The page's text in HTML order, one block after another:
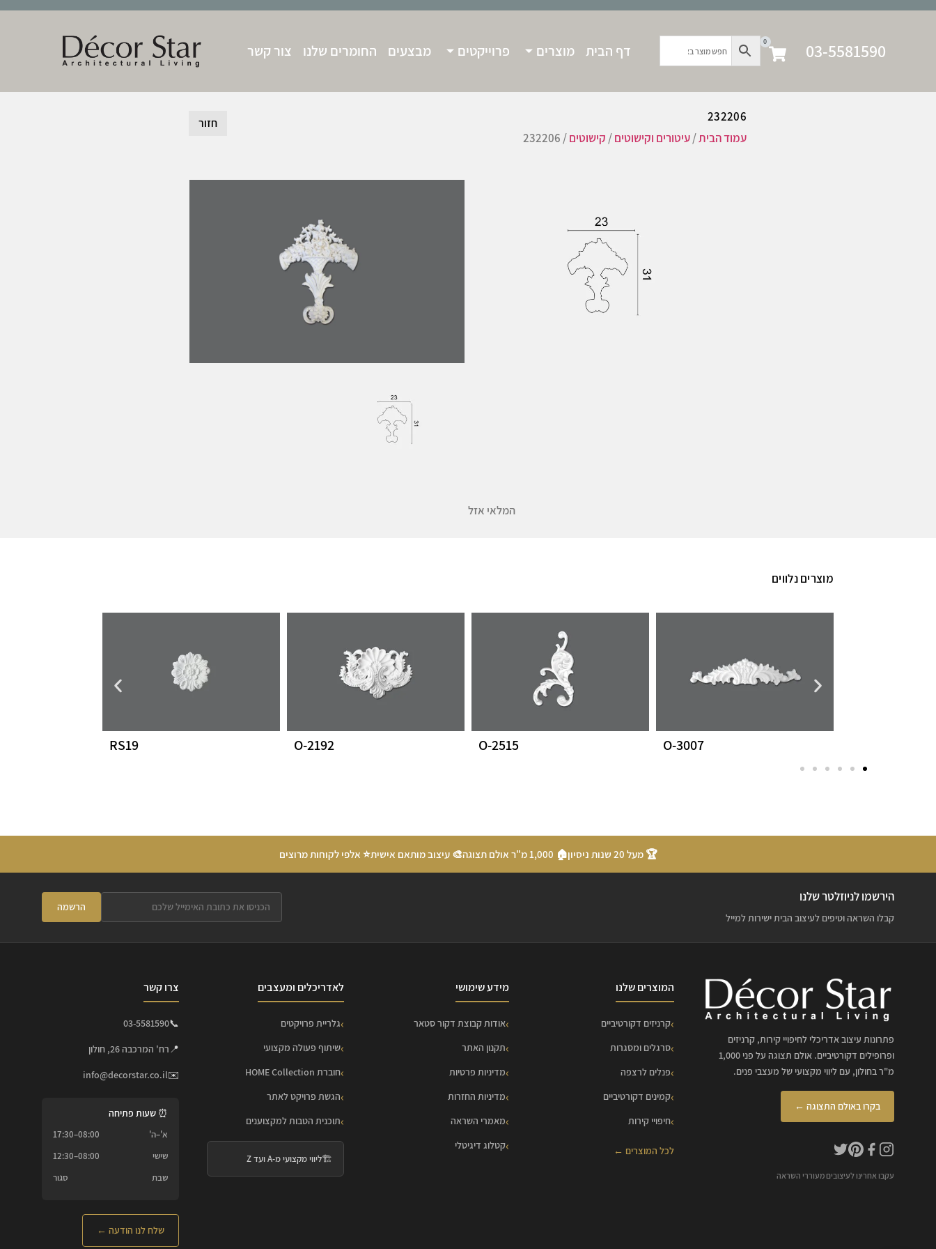
03-5581590
0
דף הבית מוצרים פרוייקטים מבצעים החומרים שלנו צור קשר
232206
עמוד הבית/עיטורים וקישוטים/ קישוטים/ 232206
חזור
המלאי אזל
מוצרים נלווים
O-3007
O-2515
O-2192
RS19
🏆 מעל 20 שנות ניסיון 🏠 1,000 מ"ר אולם תצוגה 🎨 עיצוב מותאם אישית⭐ אלפי לקוחות מרוצים
הירשמו לניוזלטר שלנו
קבלו השראה וטיפים לעיצוב הבית ישירות למייל
הרשמה
פתרונות עיצוב אדריכלי לחיפויי קירות, קרניזים
ופרופילים דקורטיביים. אולם תצוגה על פני 1,000
מ"ר בחולון, עם ליווי מקצועי של מעצבי פנים.
בקרו באולם התצוגה ←
עקבו אחרינו לעיצובים מעוררי השראה
המוצרים שלנו
קרניזים דקורטיביים
סרגלים ומסגרות
פנלים לרצפה
קמינים דקורטיביים
חיפויי קירות
לכל המוצרים ←
מידע שימושי
אודות קבוצת דקור סטאר
תקנון האתר
מדיניות פרטיות
מדיניות החזרות
מאמרי השראה
קטלוג דיגיטלי
לאדריכלים ומעצבים
גלריית פרויקטים
שיתוף פעולה מקצועי
חוברת HOME Collection
הגשת פרויקט לאתר
תוכנית הטבות למקצוענים
🏗️ליווי מקצועי מ-A ועד Z
צרו קשר
📞
03-5581590
📍רח' המרכבה 26, חולון
✉️
info@decorstar.co.il
⏰ שעות פתיחה
א'–ה'
08:00–17:30
שישי
08:00–12:30
שבת
סגור
שלח לנו הודעה ←